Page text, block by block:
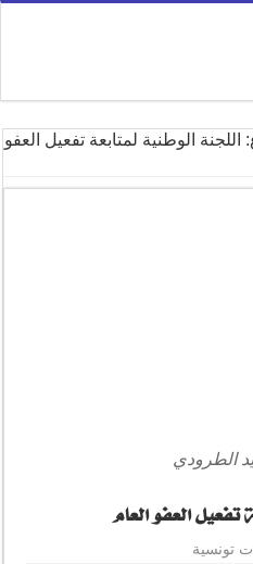
اللجنة الوطنية لمتابعة تفعيل العفو
الطرودي
تفعيل العفو العام
تونسية